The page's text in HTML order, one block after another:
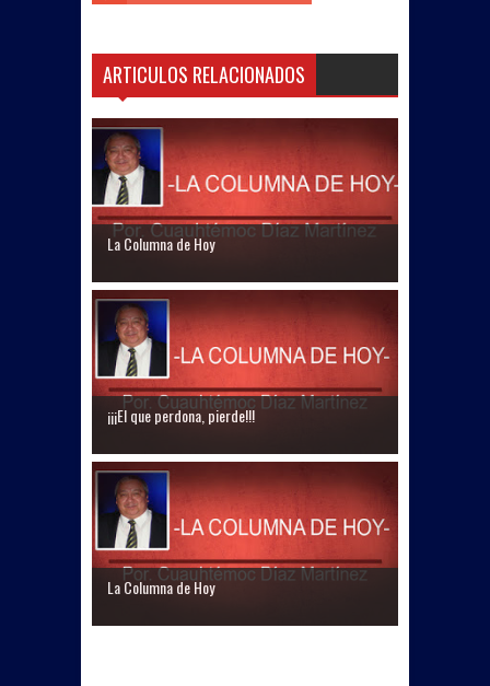
ARTICULOS RELACIONADOS
La Columna de Hoy
¡¡¡El que perdona, pierde!!!
La Columna de Hoy